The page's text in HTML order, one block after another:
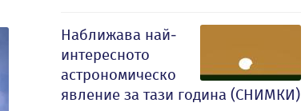
Наближава най-
интересното
астрономическо
явление за тази година (СНИМКИ)